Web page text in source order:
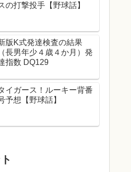
の打撃投手【野球話】
版K式発達検査の結果
（長男年少４歳４か月）発
指数 DQ129
イガース！ルーキー背番
予想【野球話】